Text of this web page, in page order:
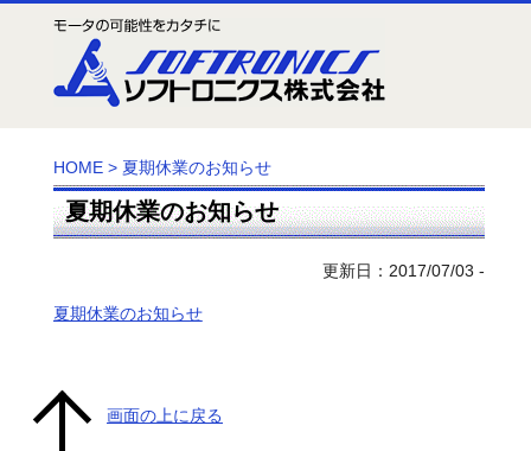
HOME> 夏期休業のお知らせ
夏期休業のお知らせ
更新日：2017/07/03 -
夏期休業のお知らせ
画面の上に戻る